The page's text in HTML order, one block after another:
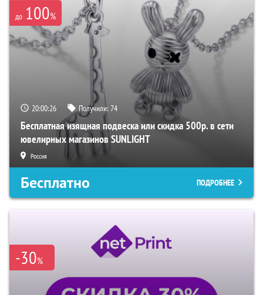
до 100%
20:00:25 Получили:74
Бесплатная изящная подвеска или скидка 500р. в сети
ювелирных магазинов SUNLIGHT
Россия
Бесплатно ПОДРОБНЕЕ
-30%